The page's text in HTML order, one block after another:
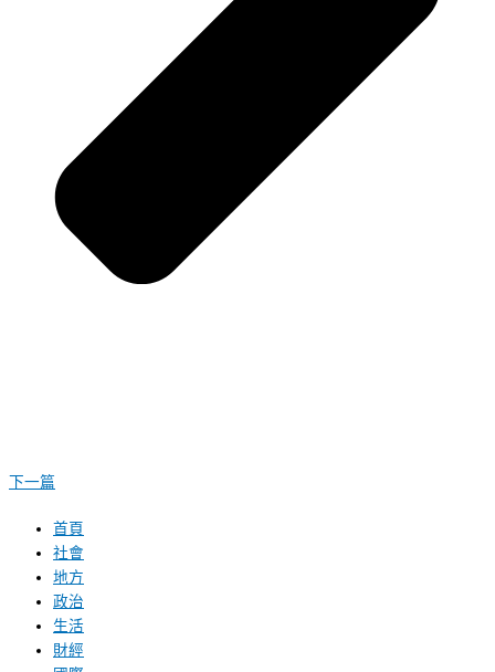
下一篇
首頁
社會
地方
政治
生活
財經